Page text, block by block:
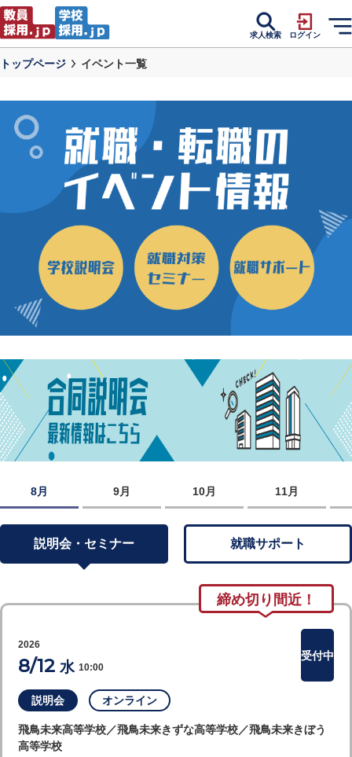
求人検索 ログイン
トップページ イベント一覧
8月 9月 10月 11月
説明会・セミナー 就職サポート
締め切り間近！
説明会 オンライン
飛鳥未来高等学校／飛鳥未来きずな高等学校／飛鳥未来きぼう
高等学校
2026
8/12 水 10:00
受付中